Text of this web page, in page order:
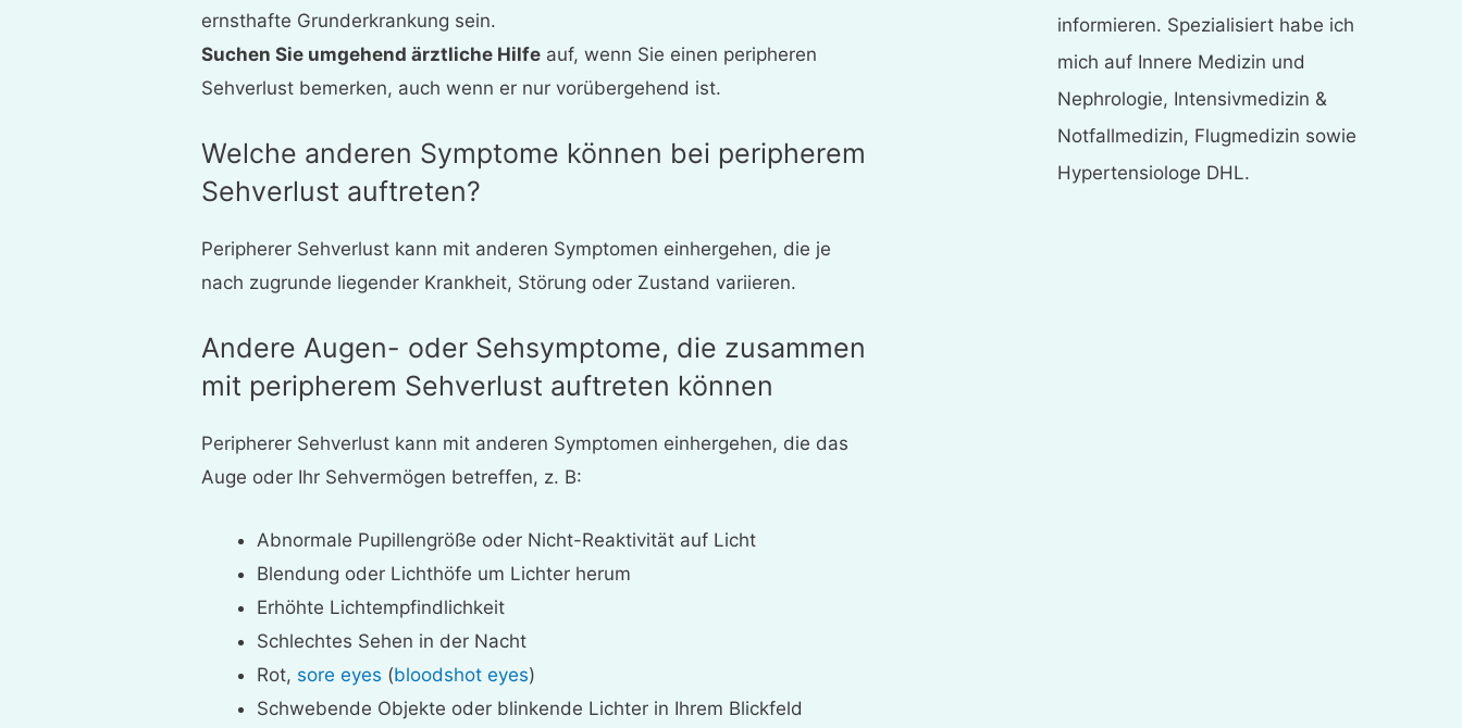
ernsthafte Grunderkrankung sein.
Suchen Sie umgehend ärztliche Hilfe auf, wenn Sie einen peripheren
Sehverlust bemerken, auch wenn er nur vorübergehend ist.
Welche anderen Symptome können bei peripherem
Sehverlust auftreten?
Peripherer Sehverlust kann mit anderen Symptomen einhergehen, die je
nach zugrunde liegender Krankheit, Störung oder Zustand variieren.
Andere Augen- oder Sehsymptome, die zusammen
mit peripherem Sehverlust auftreten können
Peripherer Sehverlust kann mit anderen Symptomen einhergehen, die das
Auge oder Ihr Sehvermögen betreffen, z. B:
Abnormale Pupillengröße oder Nicht-Reaktivität auf Licht
Blendung oder Lichthöfe um Lichter herum
Erhöhte Lichtempfindlichkeit
Schlechtes Sehen in der Nacht
Rot, sore eyes (bloodshot eyes)
Schwebende Objekte oder blinkende Lichter in Ihrem Blickfeld
informieren. Spezialisiert habe ich
mich auf Innere Medizin und
Nephrologie, Intensivmedizin &
Notfallmedizin, Flugmedizin sowie
Hypertensiologe DHL.